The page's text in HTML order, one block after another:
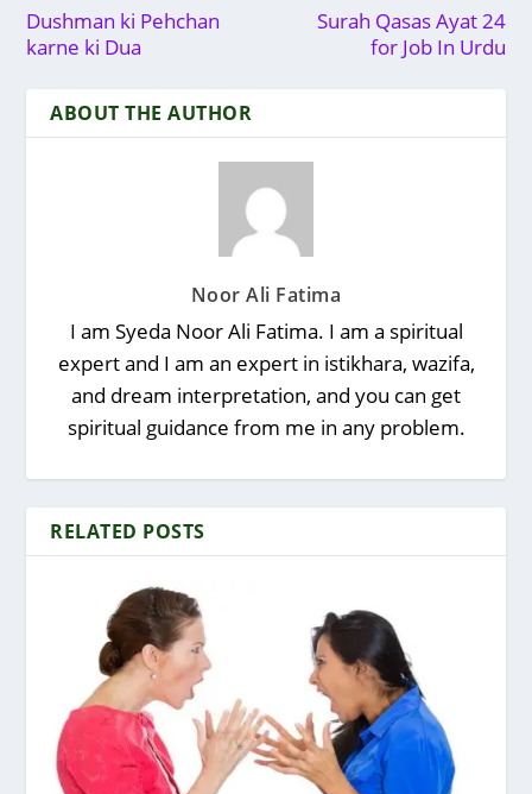
Dushman ki Pehchan
karne ki Dua
Surah Qasas Ayat 24
for Job In Urdu
ABOUT THE AUTHOR
Noor Ali Fatima
I am Syeda Noor Ali Fatima. I am a spiritual
expert and I am an expert in istikhara, wazifa,
and dream interpretation, and you can get
spiritual guidance from me in any problem.
RELATED POSTS